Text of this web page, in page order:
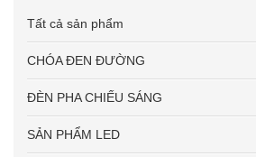
Tất cả sản phẩm
CHÓA ĐEN ĐƯỜNG
ĐÈN PHA CHIẾU SÁNG
SẢN PHẨM LED